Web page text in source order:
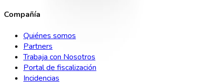
Compañía
Quiénes somos
Partners
Trabaja con Nosotros
Portal de fiscalización
Incidencias